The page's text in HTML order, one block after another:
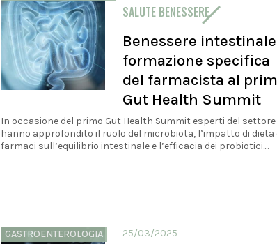
SALUTE BENESSERE
Benessere
formazione specifica
del farmacista al
Gut Health Summit
In occasione del primo Gut Health Summit esperti del settore
hanno approfondito il ruolo del microbiota, l’impatto di dieta
farmaci sull’equilibrio intestinale e l’efficacia dei probiotici....
GASTROENTEROLOGIA 25/03/2025